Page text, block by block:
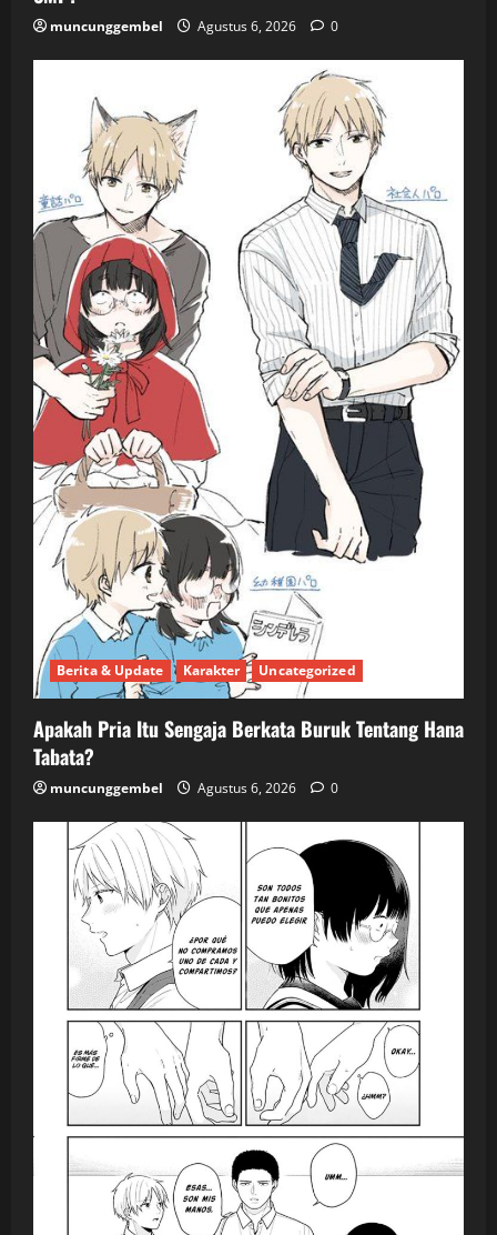
muncunggembel Agustus 6, 2026 0
Berita & Update Karakter Uncategorized
Apakah Pria Itu Sengaja Berkata Buruk Tentang Hana
Tabata?
muncunggembel Agustus 6, 2026 0